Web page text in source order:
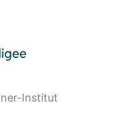
Institut